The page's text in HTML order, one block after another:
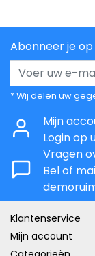
Abonneer je
* Wij delen uw
Mijn
Login op
Vragen
Bel of
Klantenservice
Mijn account